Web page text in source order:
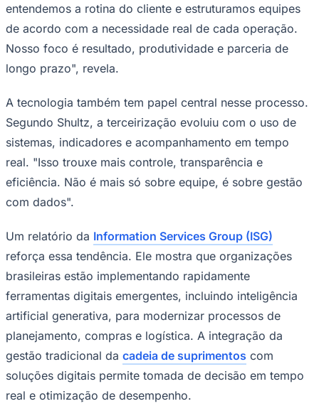
São Paulo
entendemos a rotina do cliente e estruturamos equipes
de acordo com a necessidade real de cada operação.
Nosso foco é resultado, produtividade e parceria de
longo prazo", revela.
A tecnologia também tem papel central nesse processo.
Segundo Shultz, a terceirização evoluiu com o uso de
sistemas, indicadores e acompanhamento em tempo
real. "Isso trouxe mais controle, transparência e
eficiência. Não é mais só sobre equipe, é sobre gestão
com dados".
Um relatório da Information Services Group (ISG)
reforça essa tendência. Ele mostra que organizações
brasileiras estão implementando rapidamente
ferramentas digitais emergentes, incluindo inteligência
artificial generativa, para modernizar processos de
planejamento, compras e logística. A integração da
gestão tradicional da cadeia de suprimentos com
soluções digitais permite tomada de decisão em tempo
real e otimização de desempenho.